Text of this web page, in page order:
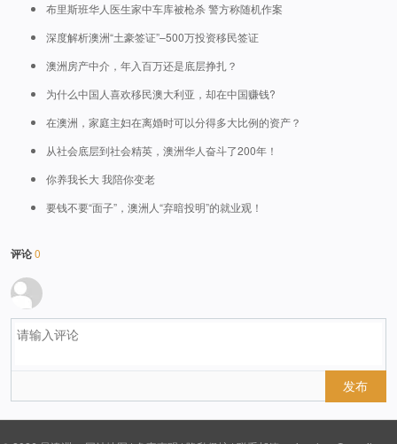
布里斯班华人医生家中车库被枪杀 警方称随机作案
深度解析澳洲“土豪签证”–500万投资移民签证
澳洲房产中介，年入百万还是底层挣扎？
为什么中国人喜欢移民澳大利亚，却在中国赚钱?
在澳洲，家庭主妇在离婚时可以分得多大比例的资产？
从社会底层到社会精英，澳洲华人奋斗了200年！
你养我长大 我陪你变老
要钱不要“面子”，澳洲人“弃暗投明”的就业观！
评论0
发布